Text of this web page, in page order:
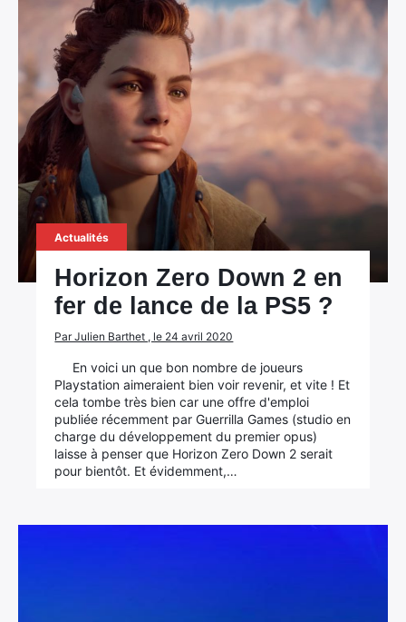
Actualités
Horizon Zero Down 2 en
fer de lance de la PS5 ?
Par Julien Barthet , le 24 avril 2020
En voici un que bon nombre de joueurs
Playstation aimeraient bien voir revenir, et vite ! Et
cela tombe très bien car une offre d'emploi
publiée récemment par Guerrilla Games (studio en
charge du développement du premier opus)
laisse à penser que Horizon Zero Down 2 serait
pour bientôt. Et évidemment,…